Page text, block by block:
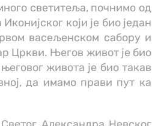
светитеља, почнимо од
који је био један
васељенском сабору и
Цркви. Његов живот је био
живота је био такав
да имамо прави пут ка